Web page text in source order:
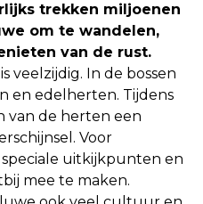
trekken miljoenen
om te wandelen,
van de rust.
veelzijdig. In de bossen
en edelherten. Tijdens
van de herten een
Voor
uitkijkpunten en
mee te maken.